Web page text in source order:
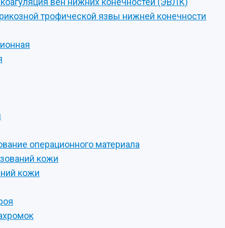
трофической язвы нижней конечности
операционного материала
кожи
кожи